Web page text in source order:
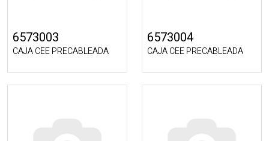
6573003
CAJA CEE PRECABLEADA
6573004
CAJA CEE PRECABLEADA